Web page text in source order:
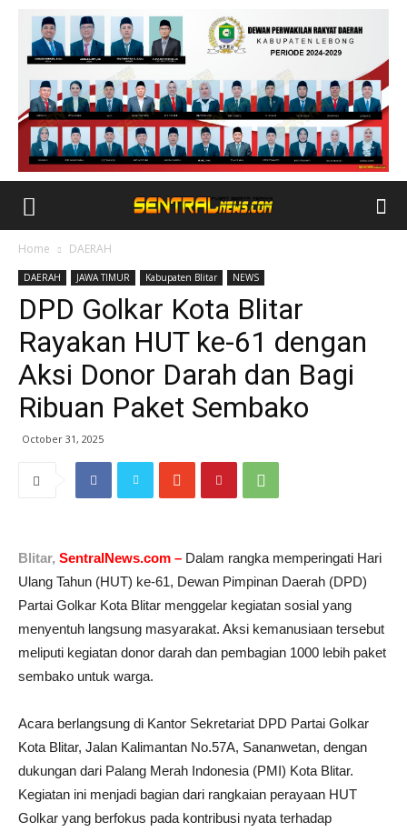
Home DAERAH
DAERAH JAWA TIMUR Kabupaten Blitar NEWS
DPD Golkar Kota Blitar
Rayakan HUT ke-61 dengan
Aksi Donor Darah dan Bagi
Ribuan Paket Sembako
October 31, 2025
Blitar, SentralNews.com – Dalam rangka memperingati Hari
Ulang Tahun (HUT) ke-61, Dewan Pimpinan Daerah (DPD)
Partai Golkar Kota Blitar menggelar kegiatan sosial yang
menyentuh langsung masyarakat. Aksi kemanusiaan tersebut
meliputi kegiatan donor darah dan pembagian 1000 lebih paket
sembako untuk warga.
Acara berlangsung di Kantor Sekretariat DPD Partai Golkar
Kota Blitar, Jalan Kalimantan No.57A, Sananwetan, dengan
dukungan dari Palang Merah Indonesia (PMI) Kota Blitar.
Kegiatan ini menjadi bagian dari rangkaian perayaan HUT
Golkar yang berfokus pada kontribusi nyata terhadap